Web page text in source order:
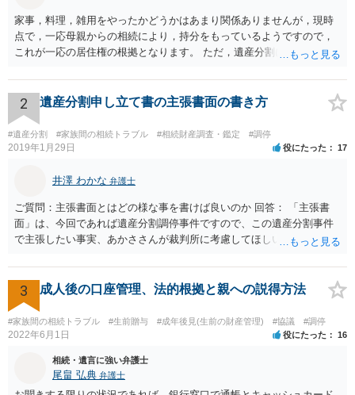
家事，料理，雑用をやったかどうかはあまり関係ありませんが，現時
点で，一応母親からの相続により，持分をもっているようですので，
これが一応の居住権の根拠となります。 ただ，遺産分割により，母の
2 遺産分割申し立て書の主張書面の書き方
#遺産分割 #家族間の相続トラブル #相続財産調査・鑑定 #調停
2019年1月29日 役にたった 17
井澤 わかな 弁護士
ご質問：主張書面とはどの様な事を書けば良いのか 回答： 「主張書
面」は、今回であれば遺産分割調停事件ですので、この遺産分割事件
で主張したい事実、あかささんが裁判所に考慮してほしいと思う、亡
ります。 もし、主張したい事実や考慮してほしい事情に関連して
資料を持っているようであれば、主張書面とは別で提出できます。も
し、お姉さんに見られたくないような資料がある場合、「非開示の希
望に関する申出書」と共に提出することも考えられます。 ご質問：書
いた方が良い事と書かない方が良い事 回答： お姉さんが申立書の「申
ば、まずそれを書くとよいです。 次に「申立ての理由」のところに、
なぜ調停を申し立てたのか(例えば、あかささんと話合いが出来ない／
3 成人後の口座管理、法的根拠と親への説得方法
#家族間の相続トラブル #生前贈与 #成年後見(生前の財産管理) #協議 #調停
2022年6月1日 役にたった 16
相続・遺言に強い弁護士
尾畠 弘典 弁護士